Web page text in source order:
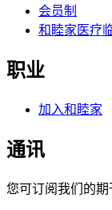
会员制
和睦家医疗
职业
加入和睦家
通讯
您可订阅我们的期